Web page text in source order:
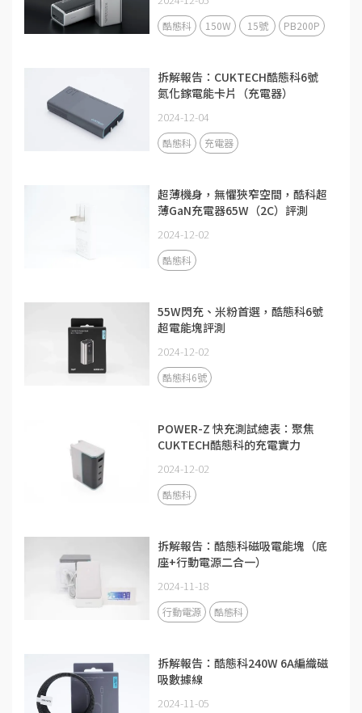
酷態科 150W 15號 PB200P
拆解報告：CUKTECH酷態科6號
氮化鎵電能卡片（充電器）
2024-12-04
酷態科 充電器
超薄機身，無懼狹窄空間，酷科超
薄GaN充電器65W（2C）評測
2024-12-02
酷態科
55W閃充、米粉首選，酷態科6號
超電能塊評測
2024-12-02
酷態科6號
POWER-Z 快充測試總表：聚焦
CUKTECH酷態科的充電實力
2024-12-02
酷態科
拆解報告：酷態科磁吸電能塊（底
座+行動電源二合一）
2024-11-18
行動電源 酷態科
拆解報告：酷態科240W 6A編織磁
吸數據線
2024-11-05